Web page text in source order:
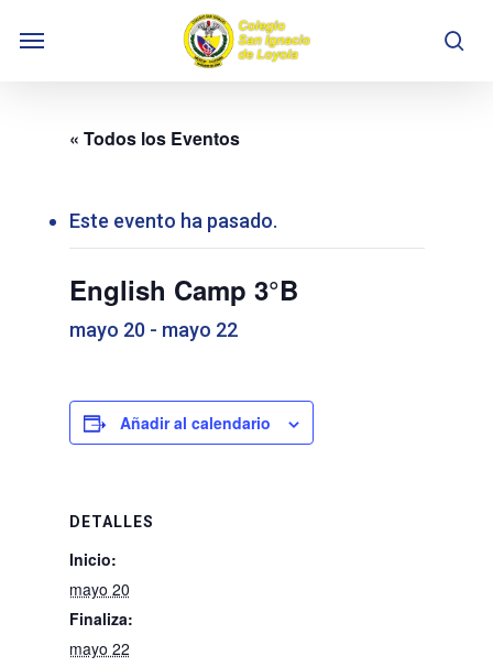
Menu
« Todos los Eventos
Este evento ha pasado.
English Camp 3°B
mayo 20- mayo 22
Añadir al calendario
DETALLES
Inicio:
mayo 20
Finaliza:
mayo 22